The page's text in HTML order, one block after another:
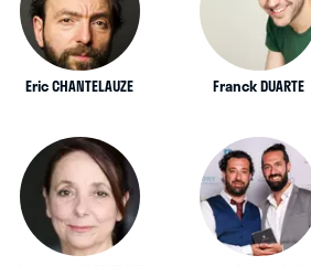
Eric CHANTELAUZE Franck DUARTE